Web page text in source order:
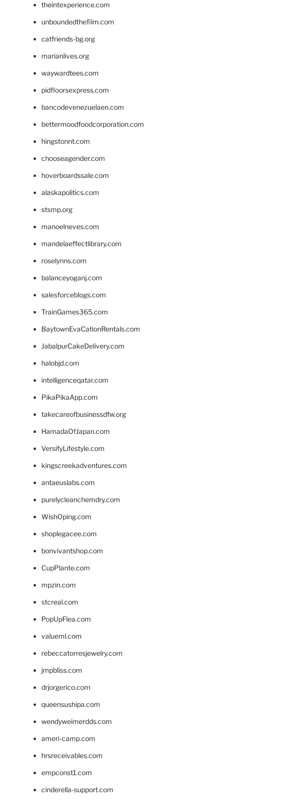
theintexperience.com
unboundedthefilm.com
catfriends-bg.org
marianlives.org
waywardtees.com
pidfloorsexpress.com
bancodevenezuelaen.com
bettermoodfoodcorporation.com
hingstonnt.com
chooseagender.com
hoverboardssale.com
alaskapolitics.com
stsmp.org
manoelneves.com
mandelaeffectlibrary.com
roselynns.com
balanceyoganj.com
salesforceblogs.com
TrainGames365.com
BaytownEvaCationRentals.com
JabalpurCakeDelivery.com
halobjd.com
intelligenceqatar.com
PikaPikaApp.com
takecareofbusinessdfw.org
HamadaOfJapan.com
VersifyLifestyle.com
kingscreekadventures.com
antaeuslabs.com
purelycleanchemdry.com
WishOping.com
shoplegacee.com
bonvivantshop.com
CupPlante.com
mpzin.com
stcreal.com
PopUpFlea.com
valueml.com
rebeccatorresjewelry.com
jmpbliss.com
drjorgerico.com
queensushipa.com
wendyweimerdds.com
ameri-camp.com
hrsreceivables.com
empconst1.com
cinderella-support.com